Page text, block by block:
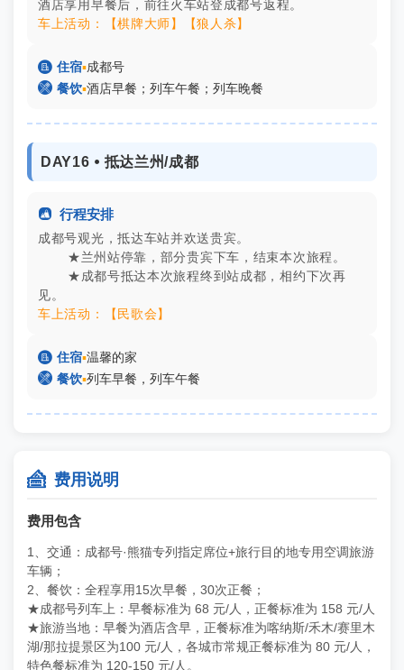
酒店享用早餐后，前往火车站登成都号返程。
车上活动：【棋牌大师】【狼人杀】
 住宿▪成都号
 餐饮▪酒店早餐；列车午餐；列车晚餐
DAY16 ⦁ 抵达兰州/成都
 行程安排
成都号观光，抵达车站并欢送贵宾。
★兰州站停靠，部分贵宾下车，结束本次旅程。
★成都号抵达本次旅程终到站成都，相约下次再
见。
车上活动：【民歌会】
 住宿▪温馨的家
 餐饮▪列车早餐，列车午餐
 费用说明
费用包含
1、交通：成都号·熊猫专列指定席位+旅行目的地专用空调旅游
车辆；
2、餐饮：全程享用15次早餐，30次正餐；
★成都号列车上：早餐标准为 68 元/人，正餐标准为 158 元/人
★旅游当地：早餐为酒店含早，正餐标准为喀纳斯/禾木/赛里木
湖/那拉提景区为100 元/人，各城市常规正餐标准为 80 元/人，
特色餐标准为 120-150 元/人。